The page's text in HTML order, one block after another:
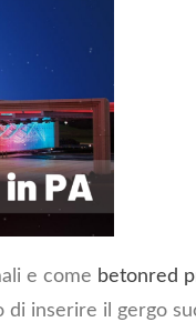
e come betonred
di inserire il gergo